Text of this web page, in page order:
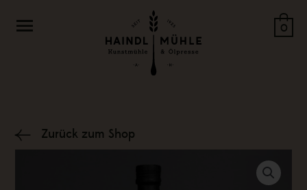
InhaltMenü
0
Zurück zum Shop